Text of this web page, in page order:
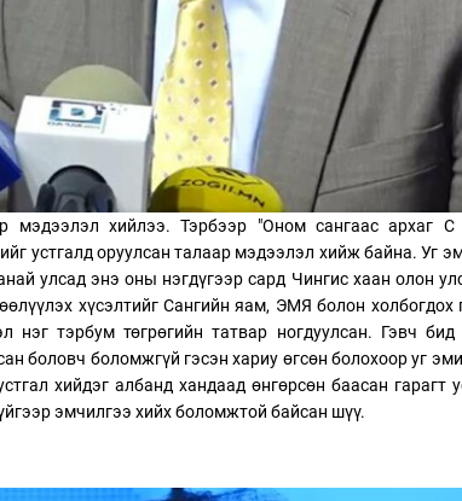
мэдээлэл хийлээ. Тэрбээр "Оном сангаас архаг С
устгалд оруулсан талаар мэдээлэл хийж байна. Уг
улсад энэ оны нэгдүгээр сард Чингис хаан олон
хүсэлтийг Сангийн яам, ЭМЯ болон холбогдох
нэг тэрбум төгрөгийн татвар ногдуулсан. Гэвч бид
боловч боломжгүй гэсэн хариу өгсөн болохоор уг
хийдэг албанд хандаад өнгөрсөн баасан гарагт
эмчилгээ хийх боломжтой байсан шүү.